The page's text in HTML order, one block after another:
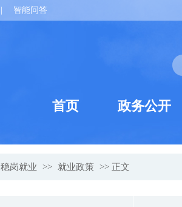
智能问答
首页 政务公开
稳岗就业 >> 就业政策 >> 正文